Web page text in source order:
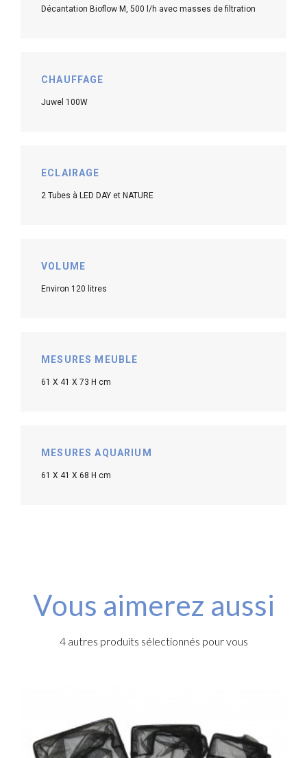
Décantation Bioflow M, 500 l/h avec masses de filtration
CHAUFFAGE
Juwel 100W
ECLAIRAGE
2 Tubes à LED DAY et NATURE
VOLUME
Environ 120 litres
MESURES MEUBLE
61 X 41 X 73 H cm
MESURES AQUARIUM
61 X 41 X 68 H cm
Vous aimerez aussi
4 autres produits sélectionnés pour vous